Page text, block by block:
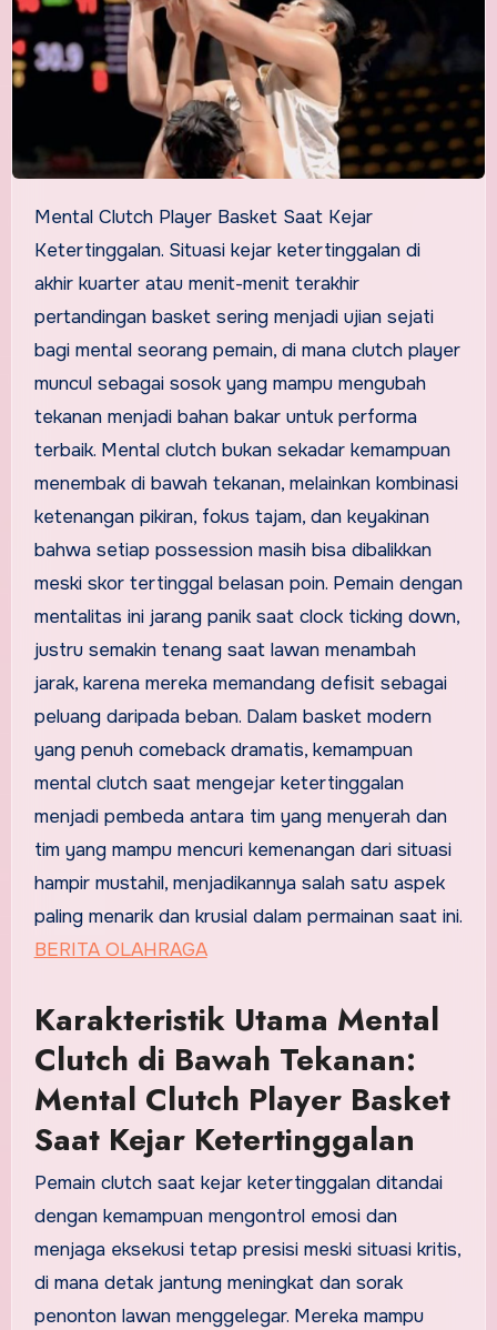
Mental Clutch Player Basket Saat Kejar
Ketertinggalan. Situasi kejar ketertinggalan di
akhir kuarter atau menit-menit terakhir
pertandingan basket sering menjadi ujian sejati
bagi mental seorang pemain, di mana clutch player
muncul sebagai sosok yang mampu mengubah
tekanan menjadi bahan bakar untuk performa
terbaik. Mental clutch bukan sekadar kemampuan
menembak di bawah tekanan, melainkan kombinasi
ketenangan pikiran, fokus tajam, dan keyakinan
bahwa setiap possession masih bisa dibalikkan
meski skor tertinggal belasan poin. Pemain dengan
mentalitas ini jarang panik saat clock ticking down,
justru semakin tenang saat lawan menambah
jarak, karena mereka memandang defisit sebagai
peluang daripada beban. Dalam basket modern
yang penuh comeback dramatis, kemampuan
mental clutch saat mengejar ketertinggalan
menjadi pembeda antara tim yang menyerah dan
tim yang mampu mencuri kemenangan dari situasi
hampir mustahil, menjadikannya salah satu aspek
paling menarik dan krusial dalam permainan saat ini.
BERITA OLAHRAGA
Karakteristik Utama Mental
Clutch di Bawah Tekanan:
Mental Clutch Player Basket
Saat Kejar Ketertinggalan
Pemain clutch saat kejar ketertinggalan ditandai
dengan kemampuan mengontrol emosi dan
menjaga eksekusi tetap presisi meski situasi kritis,
di mana detak jantung meningkat dan sorak
penonton lawan menggelegar. Mereka mampu